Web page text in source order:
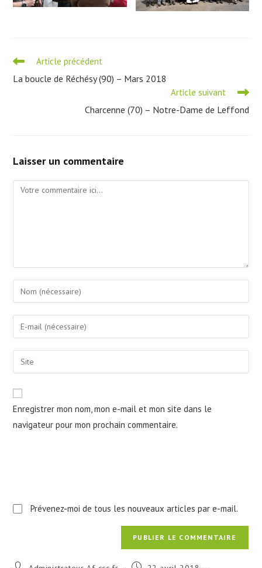
Read
articles
Article précédent
La boucle de Réchésy (90) – Mars 2018
Article suivant
Charcenne (70) – Notre-Dame de Leffond
Laisser un commentaire
Comment
Enter
your
name
comment
Enter
your
email
address
Saisir
l’URL
votre
site
(facultatif)
Enregistrer mon nom, mon e-mail et mon site dans le
navigateur pour mon prochain commentaire.
Prévenez-moi de tous les nouveaux articles par e-mail.